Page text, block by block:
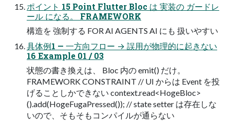
ポイント 15 Point Flutter Bloc は 実装の ガードレ
ール になる。 FRAMEWORK
構造を 強制する FOR AI AGENTS AI にも 扱いやすい
具体例1 — 一方向フロー → 誤用が物理的に起きない
16 Example 01 / 03
状態の書き換えは、 Bloc 内の emit() だけ。
FRAMEWORK CONSTRAINT // UI からは Event を投
げることしかできない context.read<HogeBloc>
().add(HogeFugaPressed()); // state setter は存在しな
いので、そもそもコンパイルが通らない